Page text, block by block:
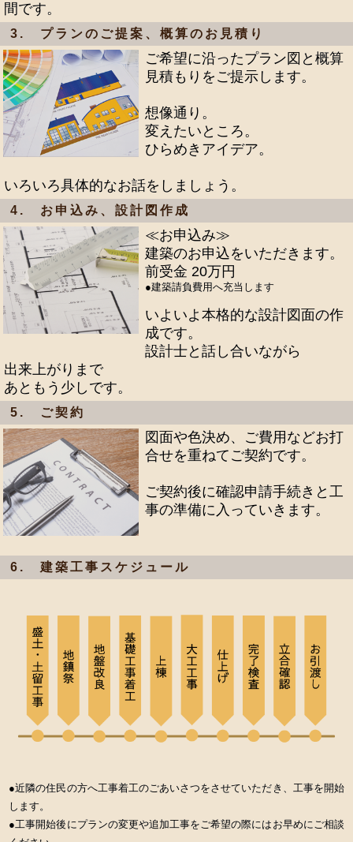
間です。
3. プランのご提案、概算のお見積り
ご希望に沿ったプラン図と概算
見積もりをご提示します。
想像通り。
変えたいところ。
ひらめきアイデア。
いろいろ具体的なお話をしましょう。
4. お申込み、設計図作成
≪お申込み≫
建築のお申込をいただきます。
前受金 20万円
●建築請負費用へ充当します
いよいよ本格的な設計図面の作
成です。
設計士と話し合いながら
出来上がりまで
あともう少しです。
5. ご契約
図面や色決め、ご費用などお打
合せを重ねてご契約です。
ご契約後に確認申請手続きと工
事の準備に入っていきます。
6. 建築工事スケジュール
●近隣の住民の方へ工事着工のごあいさつをさせていただき、工事を開始
します。
●工事開始後にプランの変更や追加工事をご希望の際にはお早めにご相談